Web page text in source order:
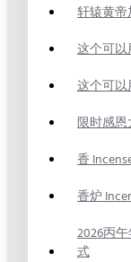
轩辕黄
这个可以
这个可以
限时感
香
香炉
2026丙
式